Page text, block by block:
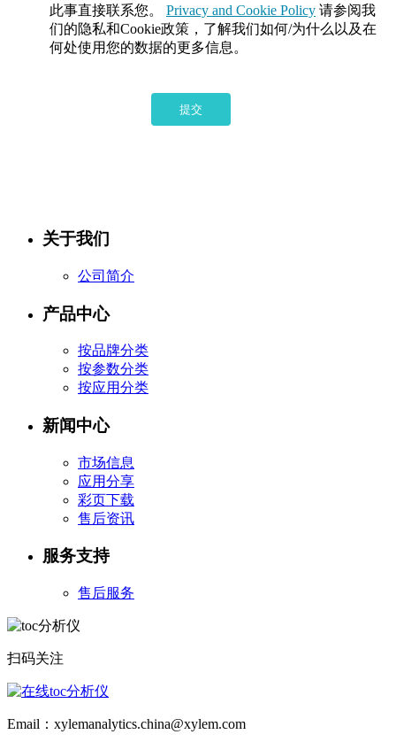
此事直接联系您。 Privacy and Cookie Policy 请参阅我
们的隐私和Cookie政策，了解我们如何/为什么以及在
何处使用您的数据的更多信息。
提交
关于我们
公司简介
产品中心
按品牌分类
按参数分类
按应用分类
新闻中心
市场信息
应用分享
彩页下载
售后资讯
服务支持
售后服务
扫码关注
Email：xylemanalytics.china@xylem.com